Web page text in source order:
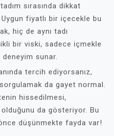
sırasında dikkat
fiyatlı bir içecekle bu
hiç de aynı tadı
bir viski, sadece içmekle
deneyim sunar.
tercih ediyorsanız,
sorgulamak da gayet normal.
hissedilmesi,
olduğunu da gösteriyor. Bu
düşünmekte fayda var!